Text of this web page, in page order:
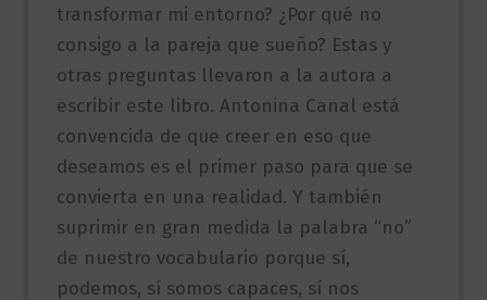
transformar mi entorno? ¿Por qué no
consigo a la pareja que sueño? Estas y
otras preguntas llevaron a la autora a
escribir este libro. Antonina Canal está
convencida de que creer en eso que
deseamos es el primer paso para que se
convierta en una realidad. Y también
suprimir en gran medida la palabra “no”
de nuestro vocabulario porque sí,
podemos, sí somos capaces, sí nos